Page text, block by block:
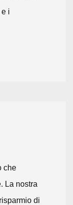
i
che
La nostra
di